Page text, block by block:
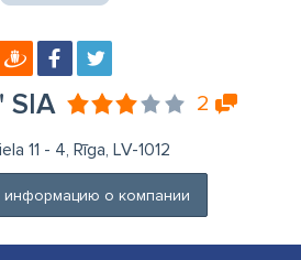
SIA 2
11 - 4, Rīga, LV-1012
информацию о компании